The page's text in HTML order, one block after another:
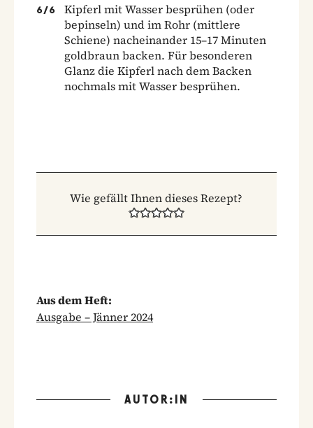
6/6
Kipferl mit Wasser besprühen (oder
bepinseln) und im Rohr (mittlere
Schiene) nacheinander 15–17 Minuten
goldbraun backen. Für besonderen
Glanz die Kipferl nach dem Backen
nochmals mit Wasser besprühen.
Wie gefällt Ihnen dieses Rezept?
Aus dem Heft:
Ausgabe – Jänner 2024
AUTOR:IN